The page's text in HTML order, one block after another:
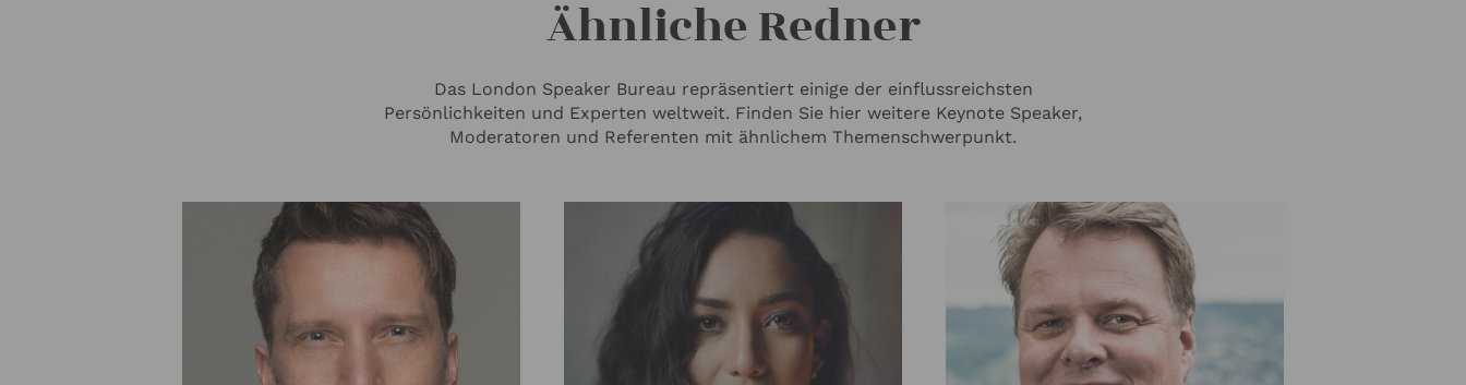
Ähnliche Redner
Das London Speaker Bureau repräsentiert einige der einflussreichsten
Persönlichkeiten und Experten weltweit. Finden Sie hier weitere Keynote Speaker,
Moderatoren und Referenten mit ähnlichem Themenschwerpunkt.